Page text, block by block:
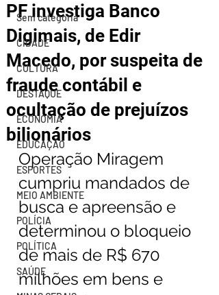
Sem categoria
CIDADE
CULTURA
DESTAQUE
ECONOMIA
EDUCAÇÃO
ESPORTES
MEIO AMBIENTE
POLÍCIA
POLÍTICA
SAÚDE
PF investiga Banco
Digimais, de Edir
Macedo, por suspeita de
fraude contábil e
ocultação de prejuízos
bilionários
Operação Miragem
cumpriu mandados de
busca e apreensão e
determinou o bloqueio
de mais de R$ 670
milhões em bens e